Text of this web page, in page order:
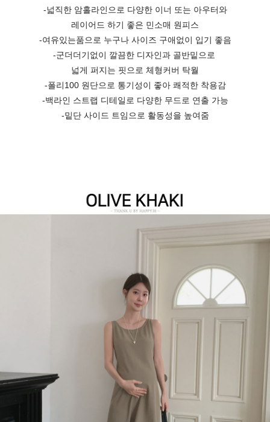
-넓직한 암홀라인으로 다양한 이너 또는 아우터와
레이어드 하기 좋은 민소매 원피스
-여유있는품으로 누구나 사이즈 구애없이 입기 좋음
-군더더기없이 깔끔한 디자인과 골반밑으로
넓게 퍼지는 핏으로 체형커버 탁월
-폴리100 원단으로 통기성이 좋아 쾌적한 착용감
-백라인 스트랩 디테일로 다양한 무드로 연출 가능
-밑단 사이드 트임으로 활동성을 높여줌